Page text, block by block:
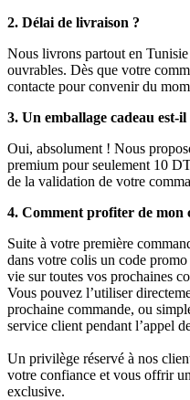
2. Délai de livraison ?
Nous livrons partout en
ouvrables. Dès que votre
contacte pour convenir du
3. Un emballage cadeau est-
Oui, absolument ! Nous
premium pour seulement 10
de la validation de votre
4. Comment profiter de mon
Suite à votre première
dans votre colis un code
vie sur toutes vos prochaines
Vous pouvez l’utiliser
prochaine commande, ou
service client pendant l’appel
Un privilège réservé à nos
votre confiance et vous offrir
exclusive.